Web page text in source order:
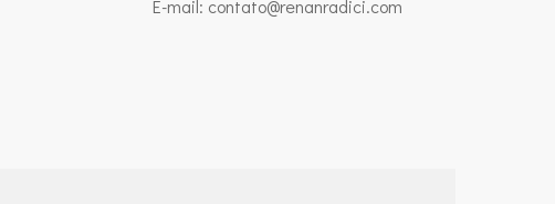
E-mail: contato@renanradici.com